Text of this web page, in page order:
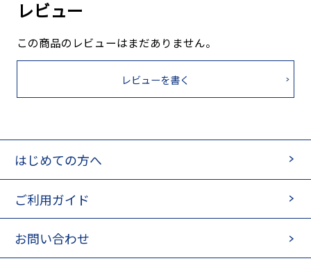
レビュー
この商品のレビューはまだありません。
レビューを書く
はじめての方へ
ご利用ガイド
お問い合わせ